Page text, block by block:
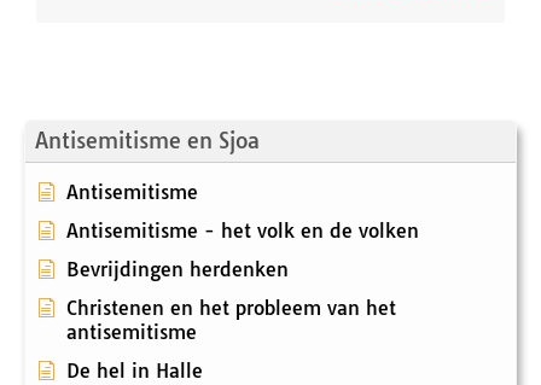
Antisemitisme en Sjoa
Antisemitisme
Antisemitisme - het volk en de volken
Bevrijdingen herdenken
Christenen en het probleem van het
antisemitisme
De hel in Halle